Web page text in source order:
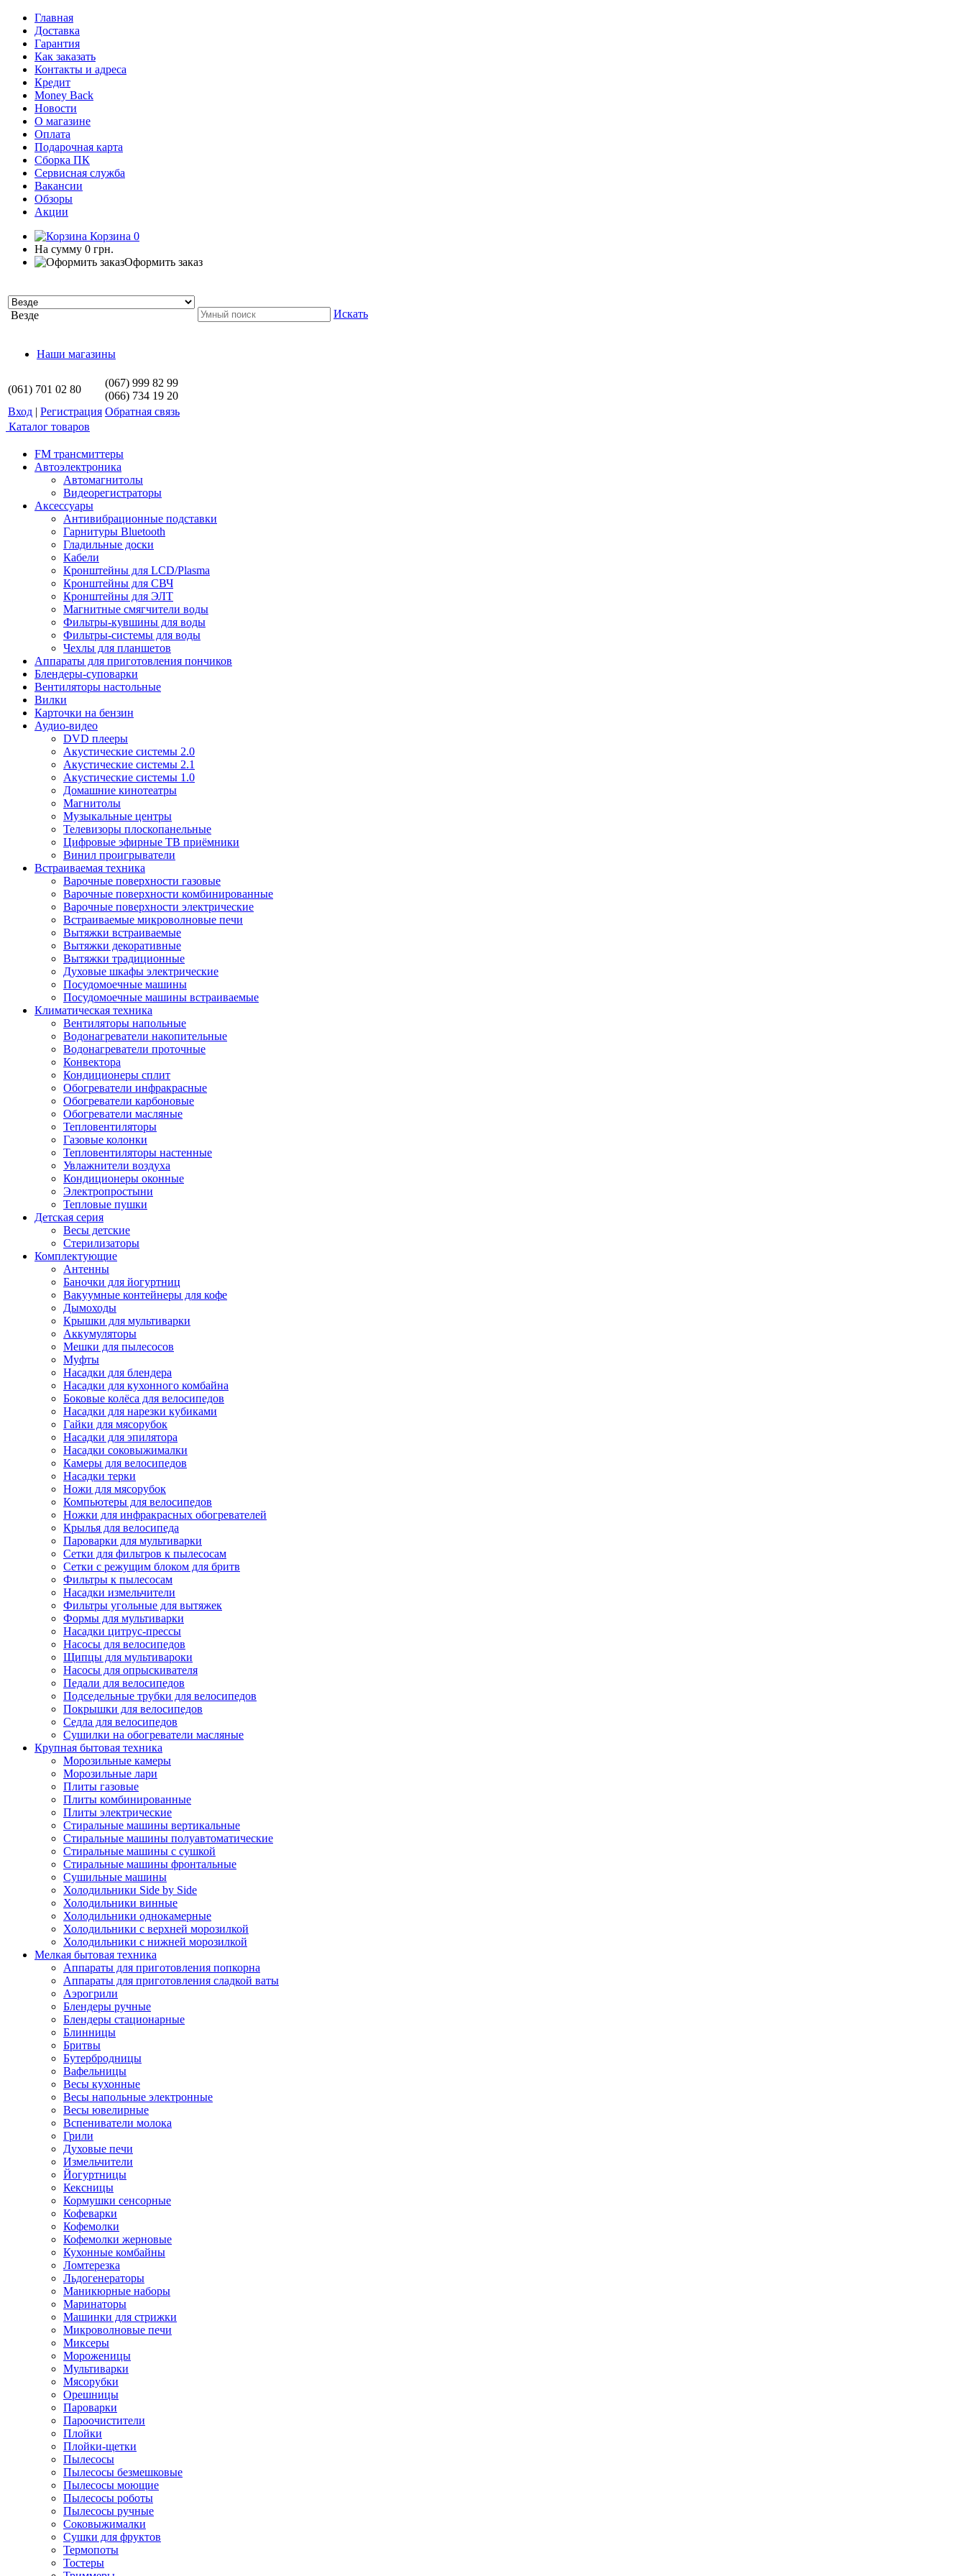
Главная
Доставка
Гарантия
Как заказать
Контакты и адреса
Кредит
Money Back
Новости
О магазине
Оплата
Подарочная карта
Сборка ПК
Сервисная служба
Вакансии
Обзоры
Акции
Корзина 0
На сумму 0 грн.
Оформить заказ
Везде Искать
Наши магазины
(061) 701 02 80
(067) 999 82 99
(066) 734 19 20
Вход | Регистрация Обратная связь
Каталог товаров
FM трансмиттеры
Автоэлектроника
Автомагнитолы
Видеорегистраторы
Аксессуары
Антивибрационные подставки
Гарнитуры Bluetooth
Гладильные доски
Кабели
Кронштейны для LCD/Plasma
Кронштейны для СВЧ
Кронштейны для ЭЛТ
Магнитные смягчители воды
Фильтры-кувшины для воды
Фильтры-системы для воды
Чехлы для планшетов
Аппараты для приготовления пончиков
Блендеры-суповарки
Вентиляторы настольные
Вилки
Карточки на бензин
Аудио-видео
DVD плееры
Акустические системы 2.0
Акустические системы 2.1
Акустические системы 1.0
Домашние кинотеатры
Магнитолы
Музыкальные центры
Телевизоры плоскопанельные
Цифровые эфирные ТВ приёмники
Винил проигрыватели
Встраиваемая техника
Варочные поверхности газовые
Варочные поверхности комбинированные
Варочные поверхности электрические
Встраиваемые микроволновые печи
Вытяжки встраиваемые
Вытяжки декоративные
Вытяжки традиционные
Духовые шкафы электрические
Посудомоечные машины
Посудомоечные машины встраиваемые
Климатическая техника
Вентиляторы напольные
Водонагреватели накопительные
Водонагреватели проточные
Конвектора
Кондиционеры сплит
Обогреватели инфракрасные
Обогреватели карбоновые
Обогреватели масляные
Тепловентиляторы
Газовые колонки
Тепловентиляторы настенные
Увлажнители воздуха
Кондиционеры оконные
Электропростыни
Тепловые пушки
Детская серия
Весы детские
Стерилизаторы
Комплектующие
Антенны
Баночки для йогуртниц
Вакуумные контейнеры для кофе
Дымоходы
Крышки для мультиварки
Аккумуляторы
Мешки для пылесосов
Муфты
Насадки для блендера
Насадки для кухонного комбайна
Боковые колёса для велосипедов
Насадки для нарезки кубиками
Гайки для мясорубок
Насадки для эпилятора
Насадки соковыжималки
Камеры для велосипедов
Насадки терки
Ножи для мясорубок
Компьютеры для велосипедов
Ножки для инфракрасных обогревателей
Крылья для велосипеда
Пароварки для мультиварки
Сетки для фильтров к пылесосам
Сетки с режущим блоком для бритв
Фильтры к пылесосам
Насадки измельчители
Фильтры угольные для вытяжек
Формы для мультиварки
Насадки цитрус-прессы
Насосы для велосипедов
Щипцы для мультивароки
Насосы для опрыскивателя
Педали для велосипедов
Подседельные трубки для велосипедов
Покрышки для велосипедов
Седла для велосипедов
Сушилки на обогреватели масляные
Крупная бытовая техника
Морозильные камеры
Морозильные лари
Плиты газовые
Плиты комбинированные
Плиты электрические
Стиральные машины вертикальные
Стиральные машины полуавтоматические
Стиральные машины с сушкой
Стиральные машины фронтальные
Сушильные машины
Холодильники Side by Side
Холодильники винные
Холодильники однокамерные
Холодильники с верхней морозилкой
Холодильники с нижней морозилкой
Мелкая бытовая техника
Аппараты для приготовления попкорна
Аппараты для приготовления сладкой ваты
Аэрогрили
Блендеры ручные
Блендеры стационарные
Блинницы
Бритвы
Бутербродницы
Вафельницы
Весы кухонные
Весы напольные электронные
Весы ювелирные
Вспениватели молока
Грили
Духовые печи
Измельчители
Йогуртницы
Кексницы
Кормушки сенсорные
Кофеварки
Кофемолки
Кофемолки жерновые
Кухонные комбайны
Ломтерезка
Льдогенераторы
Маникюрные наборы
Маринаторы
Машинки для стрижки
Микроволновые печи
Миксеры
Мороженицы
Мультиварки
Мясорубки
Орешницы
Пароварки
Пароочистители
Плойки
Плойки-щетки
Пылесосы
Пылесосы безмешковые
Пылесосы моющие
Пылесосы роботы
Пылесосы ручные
Соковыжималки
Сушки для фруктов
Термопоты
Тостеры